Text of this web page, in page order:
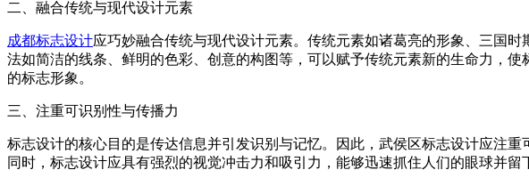
二、融合传统与现代设计元素
成都标志设计应巧妙融合传统与现代设计元素。传统元素如诸葛亮的形象、三国
法如简洁的线条、鲜明的色彩、创意的构图等，可以赋予传统元素新的生命力，
的标志形象。
三、注重可识别性与传播力
标志设计的核心目的是传达信息并引发识别与记忆。因此，武侯区标志设计应注
同时，标志设计应具有强烈的视觉冲击力和吸引力，能够迅速抓住人们的眼球并